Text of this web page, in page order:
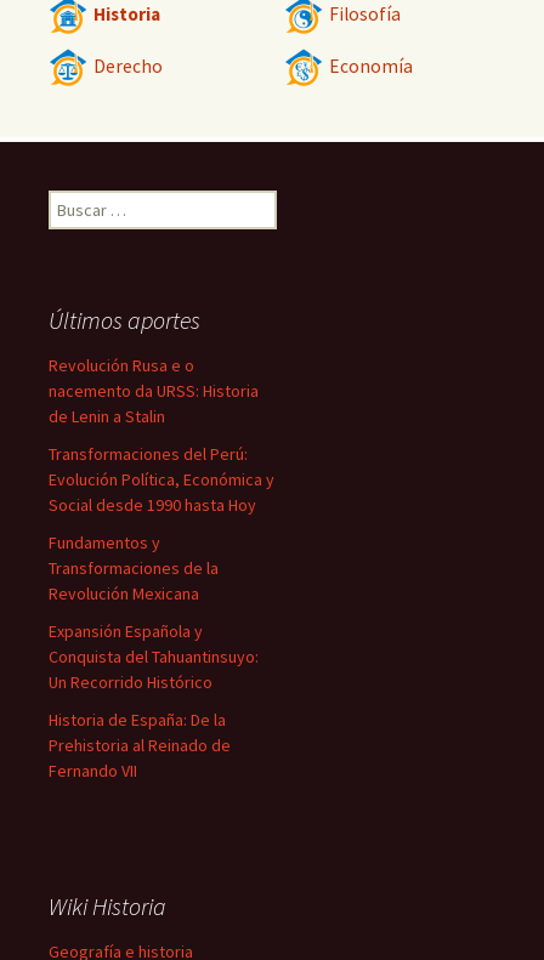
Historia Filosofía
Derecho Economía
Buscar:
Últimos aportes
Revolución Rusa e o
nacemento da URSS: Historia
de Lenin a Stalin
Transformaciones del Perú:
Evolución Política, Económica y
Social desde 1990 hasta Hoy
Fundamentos y
Transformaciones de la
Revolución Mexicana
Expansión Española y
Conquista del Tahuantinsuyo:
Un Recorrido Histórico
Historia de España: De la
Prehistoria al Reinado de
Fernando VII
Wiki Historia
Geografía e historia